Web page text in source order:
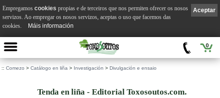
0
:: Comezo > Catálogo en liña > Investigación > Divulgación e ensaio
Tenda en liña - Editorial Toxosoutos.com.
Aceptar
Empregamos cookies propias e de terceiros que nos permiten ofrecer os nosos
servizos. Ao empregar os nosos servizos, aceptas o uso que facemos das
cookies.
Máis información